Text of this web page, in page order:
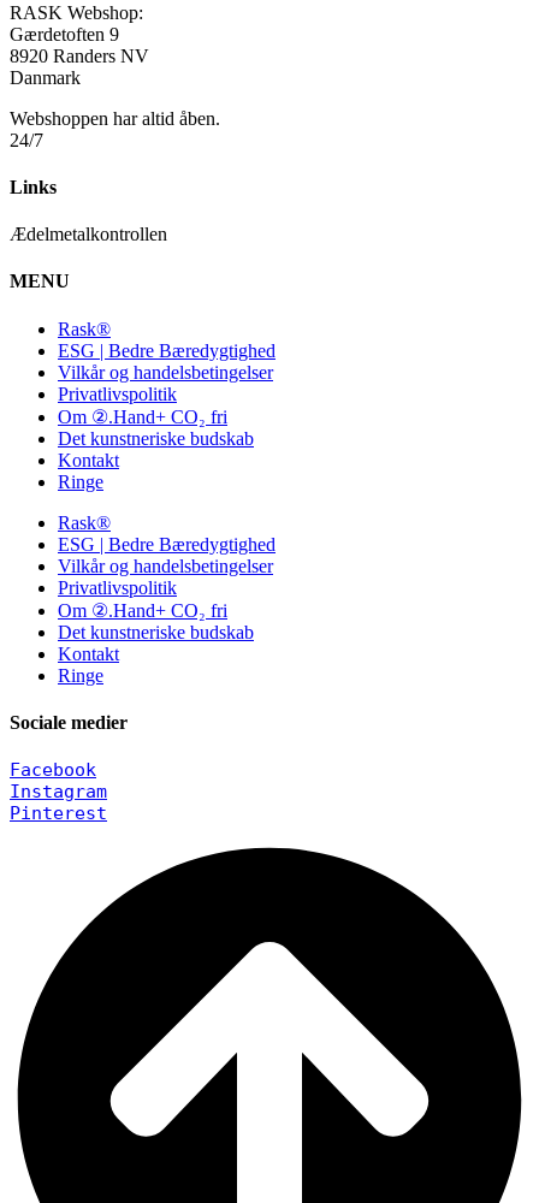
RASK Webshop:
Gærdetoften 9
8920 Randers NV
Danmark
Webshoppen har altid åben.
24/7
Links
Ædelmetalkontrollen
MENU
Rask®
ESG | Bedre Bæredygtighed
Vilkår og handelsbetingelser
Privatlivspolitik
Om ②.Hand+ CO₂ fri
Det kunstneriske budskab
Kontakt
Ringe
Rask®
ESG | Bedre Bæredygtighed
Vilkår og handelsbetingelser
Privatlivspolitik
Om ②.Hand+ CO₂ fri
Det kunstneriske budskab
Kontakt
Ringe
Sociale medier
Facebook
Instagram
Pinterest